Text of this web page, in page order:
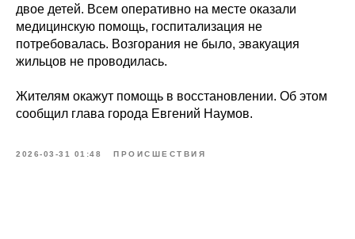
двое детей. Всем оперативно на месте оказали
медицинскую помощь, госпитализация не
потребовалась. Возгорания не было, эвакуация
жильцов не проводилась.
Жителям окажут помощь в восстановлении. Об этом
сообщил глава города Евгений Наумов.
2026-03-31 01:48 ПРОИСШЕСТВИЯ